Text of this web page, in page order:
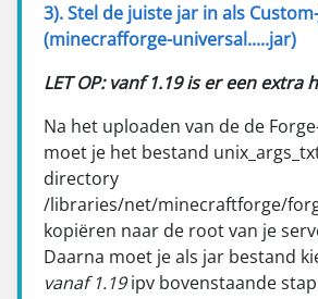
3). Stel de juiste jar in als
(minecrafforge-universal.....jar)
LET OP: vanf 1.19 is er een extra
Na het uploaden van de de
moet je het bestand
directory
/libraries/net/minecraftforge/
kopiëren naar de root van je
Daarna moet je als jar bestand
vanaf 1.19ipv bovenstaande